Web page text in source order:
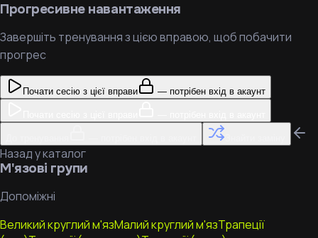
Прогресивне навантаження
Завершіть тренування з цією вправою, щоб побачити
прогрес
Почати сесію з цієї вправи — потрібен вхід в акаунт
Назад у каталог
М'язові групи
Допоміжні
Великий круглий м'язМалий круглий м'язТрапеції